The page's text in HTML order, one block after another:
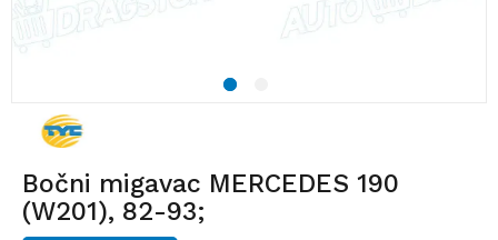
1
Bočni migavac MERCEDES 190
(W201), 82-93;